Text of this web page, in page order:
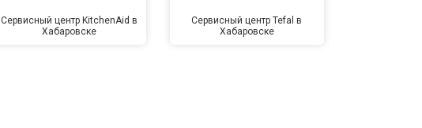
Сервисный центр KitchenAid в
Хабаровске
Сервисный центр Tefal в
Хабаровске